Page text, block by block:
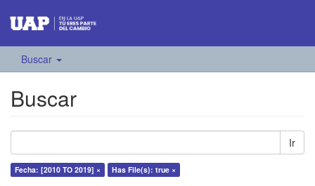
Buscar
Buscar
Ir
Fecha: [2010 TO 2019] × Has File(s): true ×